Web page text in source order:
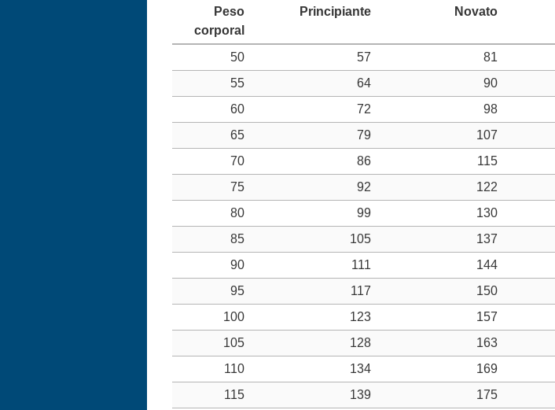
50 57 81
55
64 90
60
72 98
65
79 107
70
86 115
75
92 122
80
99 130
85
105 137
90
111 144
95
117 150
100
123 157
105
128 163
110
134 169
115
139 175